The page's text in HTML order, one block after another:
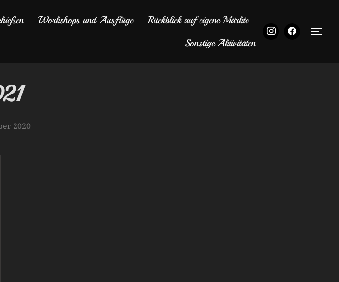
Workshops und Ausflüge
Rückblick auf eigene Märkte
Sonstige Aktivitäten
2020